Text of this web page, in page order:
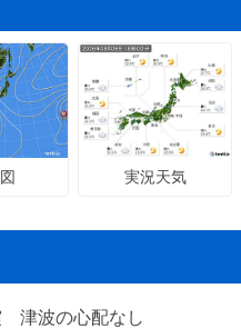
実況天気
津波の心配なし